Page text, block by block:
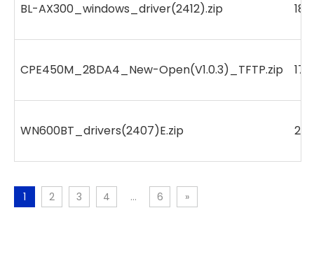
BL-AX300_windows_driver(2412).zip
CPE450M_28DA4_New-Open(V1.0.3)_TFTP.zip
WN600BT_drivers(2407)E.zip
1 2 3 4 ... 6 »